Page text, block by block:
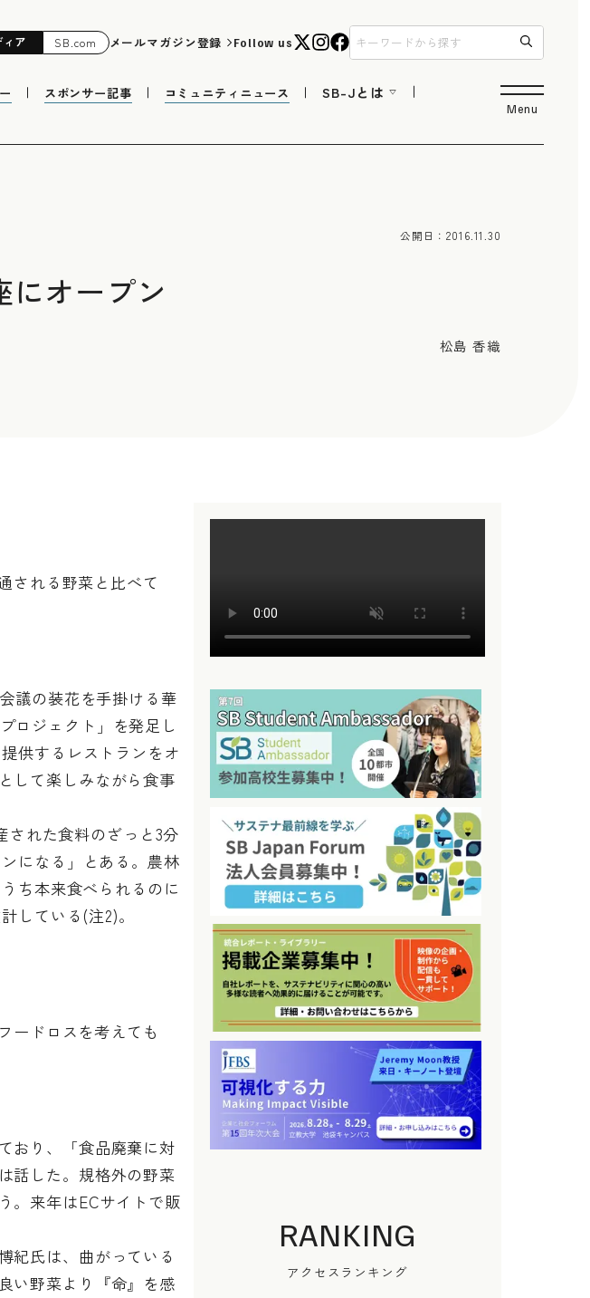
ィア SB.com メールマガジン登録 Follow us
スポンサー記事 コミュニティニュース SB-Jとは
Menu
公開日：2016.11.30
オープン
松島 香織
される野菜と比べて
議の装花を手掛ける華
ロジェクト」を発足し
供するレストランをオ
して楽しみながら食事
された食料のざっと3分
になる」とある。農林
ち本来食べられるのに
している(注2)。
ードロスを考えても
おり、「食品廃棄に対
話した。規格外の野菜
。来年はECサイトで販
紀氏は、曲がっている
い野菜より『命』を感
RANKING
アクセスランキング